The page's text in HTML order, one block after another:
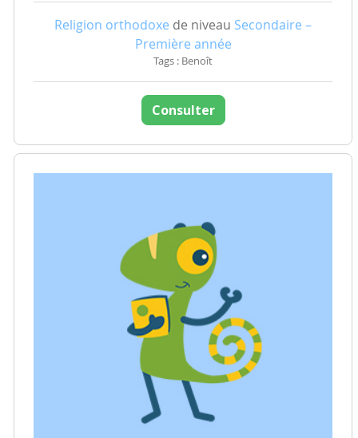
Religion orthodoxe de niveau Secondaire –
Première année
Tags : Benoît
Consulter